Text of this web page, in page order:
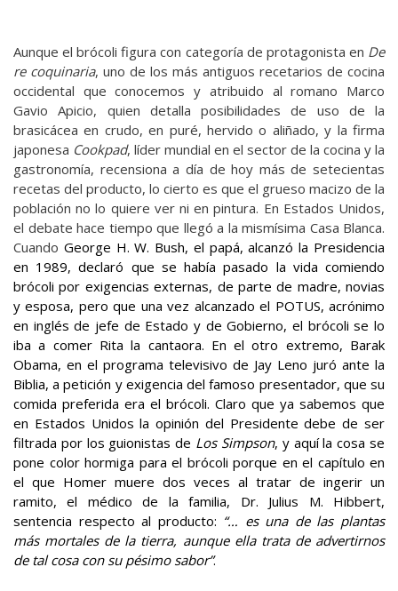
Aunque el brócoli figura con categoría de protagonista en De
re coquinaria, uno de los más antiguos recetarios de cocina
occidental que conocemos y atribuido al romano Marco
Gavio Apicio, quien detalla posibilidades de uso de la
brasicácea en crudo, en puré, hervido o aliñado, y la firma
japonesa Cookpad, líder mundial en el sector de la cocina y la
gastronomía, recensiona a día de hoy más de setecientas
recetas del producto, lo cierto es que el grueso macizo de la
población no lo quiere ver ni en pintura. En Estados Unidos,
el debate hace tiempo que llegó a la mismísima Casa Blanca.
Cuando George H. W. Bush, el papá, alcanzó la Presidencia
en 1989, declaró que se había pasado la vida comiendo
brócoli por exigencias externas, de parte de madre, novias
y esposa, pero que una vez alcanzado el POTUS, acrónimo
en inglés de jefe de Estado y de Gobierno, el brócoli se lo
iba a comer Rita la cantaora. En el otro extremo, Barak
Obama, en el programa televisivo de Jay Leno juró ante la
Biblia, a petición y exigencia del famoso presentador, que su
comida preferida era el brócoli. Claro que ya sabemos que
en Estados Unidos la opinión del Presidente debe de ser
filtrada por los guionistas de Los Simpson, y aquí la cosa se
pone color hormiga para el brócoli porque en el capítulo en
el que Homer muere dos veces al tratar de ingerir un
ramito, el médico de la familia, Dr. Julius M. Hibbert,
sentencia respecto al producto: “… es una de las plantas
más mortales de la tierra, aunque ella trata de advertirnos
de tal cosa con su pésimo sabor”.